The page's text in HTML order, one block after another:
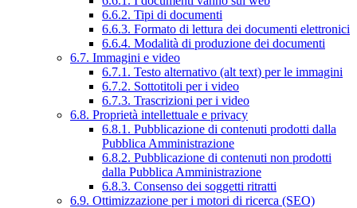
6.6.2. Tipi di documenti
6.6.3. Formato di lettura dei documenti elettronici
6.6.4. Modalità di produzione dei documenti
6.7. Immagini e video
6.7.1. Testo alternativo (alt text) per le immagini
6.7.2. Sottotitoli per i video
6.7.3. Trascrizioni per i video
6.8. Proprietà intellettuale e privacy
6.8.1. Pubblicazione di contenuti prodotti dalla
Pubblica Amministrazione
6.8.2. Pubblicazione di contenuti non prodotti
dalla Pubblica Amministrazione
6.8.3. Consenso dei soggetti ritratti
6.9. Ottimizzazione per i motori di ricerca (SEO)